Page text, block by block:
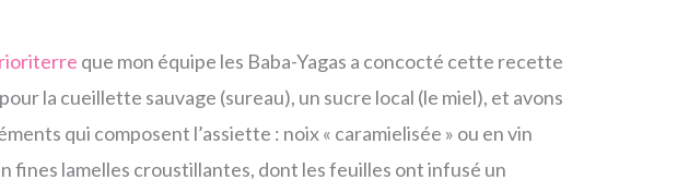
que mon équipe les Baba-Yagas a concocté cette recette
la cueillette sauvage (sureau), un sucre local (le miel), et avons
qui composent l’assiette : noix « caramielisée » ou en vin
lamelles croustillantes, dont les feuilles ont infusé un